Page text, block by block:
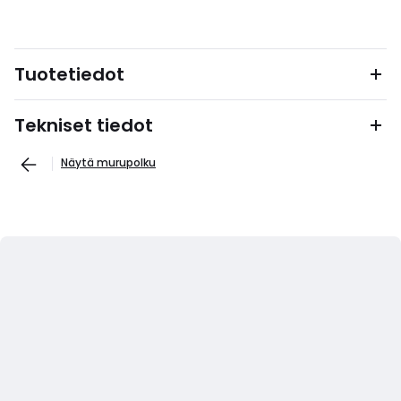
Tuotetiedot
Tekniset tiedot
Näytä murupolku